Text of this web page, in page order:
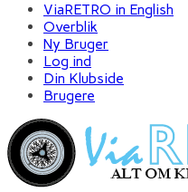
ViaRETRO in English
Overblik
Ny Bruger
Log ind
Din Klubside
Brugere